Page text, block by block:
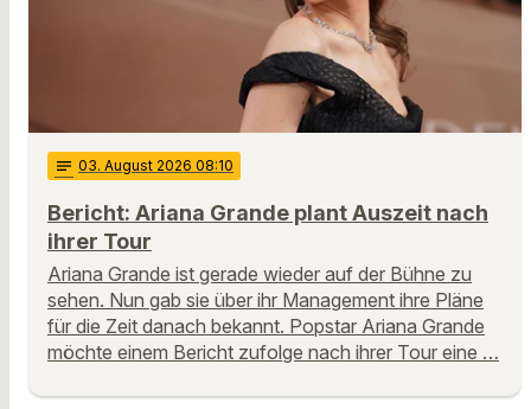
notes 03. August 2026 08:10
Bericht: Ariana Grande plant Auszeit nach
ihrer Tour
Ariana Grande ist gerade wieder auf der Bühne zu
sehen. Nun gab sie über ihr Management ihre Pläne
für die Zeit danach bekannt. Popstar Ariana Grande
möchte einem Bericht zufolge nach ihrer Tour eine …